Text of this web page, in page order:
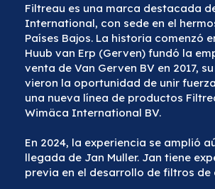
Filtreau es una marca destacada
International, con sede en el
Países Bajos. La historia comenzó
Huub van Erp (Gerven) fundó la
venta de Van Gerven BV en 2017,
vieron la oportunidad de unir
una nueva línea de productos
Wimäca International BV.
En 2024, la experiencia se amplió
llegada de Jan Muller. Jan tiene
previa en el desarrollo de filtros de